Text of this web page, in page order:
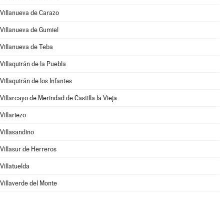
Villanueva de Carazo
Villanueva de Gumiel
Villanueva de Teba
Villaquirán de la Puebla
Villaquirán de los Infantes
Villarcayo de Merindad de Castilla la Vieja
Villariezo
Villasandino
Villasur de Herreros
Villatuelda
Villaverde del Monte